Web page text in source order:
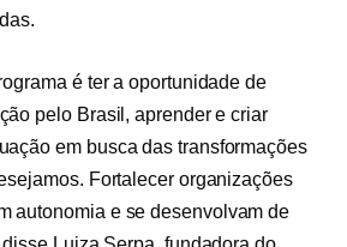
é ter a oportunidade de
pelo Brasil, aprender e criar
em busca das transformações
Fortalecer organizações
autonomia e se desenvolvam de